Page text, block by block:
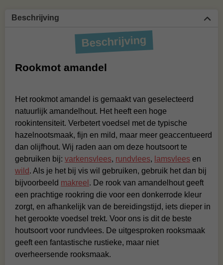
Beschrijving
Beschrijving
Rookmot amandel
Het rookmot amandel is gemaakt van geselecteerd
natuurlijk amandelhout. Het heeft een hoge
rookintensiteit. Verbetert voedsel met de typische
hazelnootsmaak, fijn en mild, maar meer geaccentueerd
dan olijfhout. Wij raden aan om deze houtsoort te
gebruiken bij: varkensvlees, rundvlees, lamsvlees en
wild. Als je het bij vis wil gebruiken, gebruik het dan bij
bijvoorbeeld makreel . De rook van amandelhout geeft
een prachtige rookring die voor een donkerrode kleur
zorgt, en afhankelijk van de bereidingstijd, iets dieper in
het gerookte voedsel trekt. Voor ons is dit de beste
houtsoort voor rundvlees. De uitgesproken rooksmaak
geeft een fantastische rustieke, maar niet
overheersende rooksmaak.